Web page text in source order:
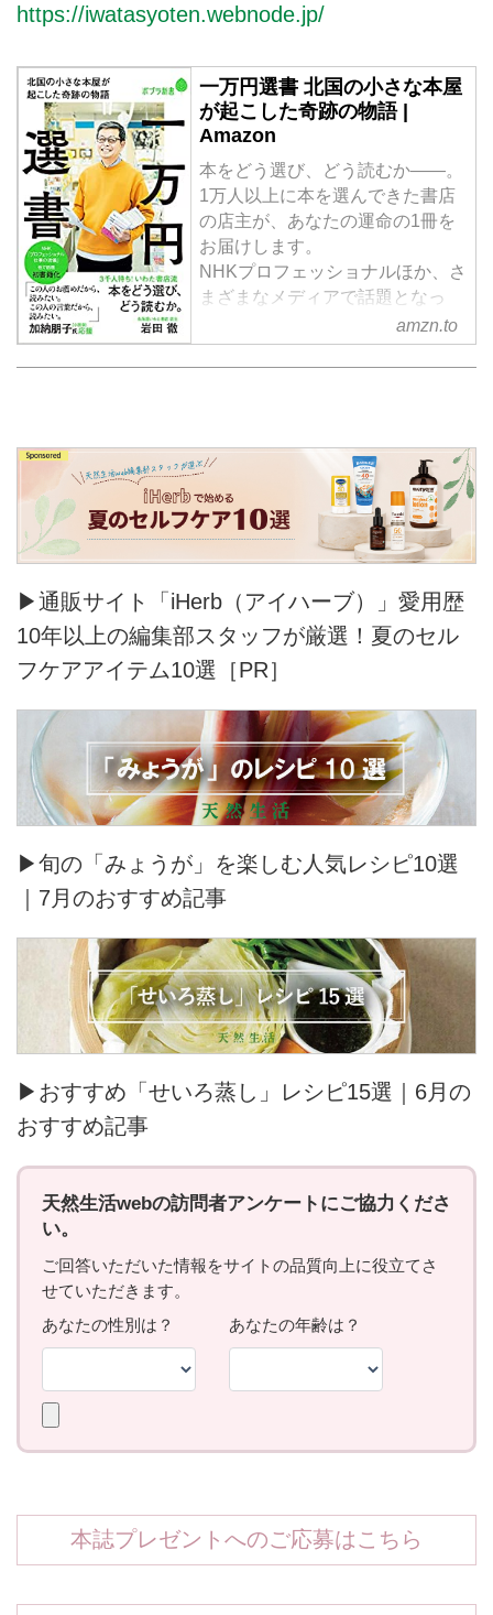
https://iwatasyoten.webnode.jp/
一万円選書 北国の小さな本屋
が起こした奇跡の物語 |
Amazon
本をどう選び、どう読むか――。
1万人以上に本を選んできた書店
の店主が、あなたの運命の1冊を
お届けします。
NHKプロフェッショナルほか、さ
まざまなメディアで話題となっ
た、北海道砂川にある町の小さな
本屋さん「いわた書店」の選書サ
ービス「一万円選書」。
一万円選書を書籍で疑似体験。
amzn.to
▶通販サイト「iHerb（アイハーブ）」愛用歴
10年以上の編集部スタッフが厳選！夏のセル
フケアアイテム10選［PR］
▶旬の「みょうが」を楽しむ人気レシピ10選
｜7月のおすすめ記事
▶おすすめ「せいろ蒸し」レシピ15選｜6月の
おすすめ記事
本誌プレゼントへのご応募はこちら